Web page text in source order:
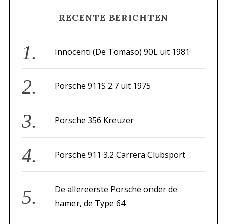
f
o
:
RECENTE BERICHTEN
Innocenti (De Tomaso) 90L uit 1981
Porsche 911S 2.7 uit 1975
Porsche 356 Kreuzer
Porsche 911 3.2 Carrera Clubsport
De allereerste Porsche onder de
hamer, de Type 64